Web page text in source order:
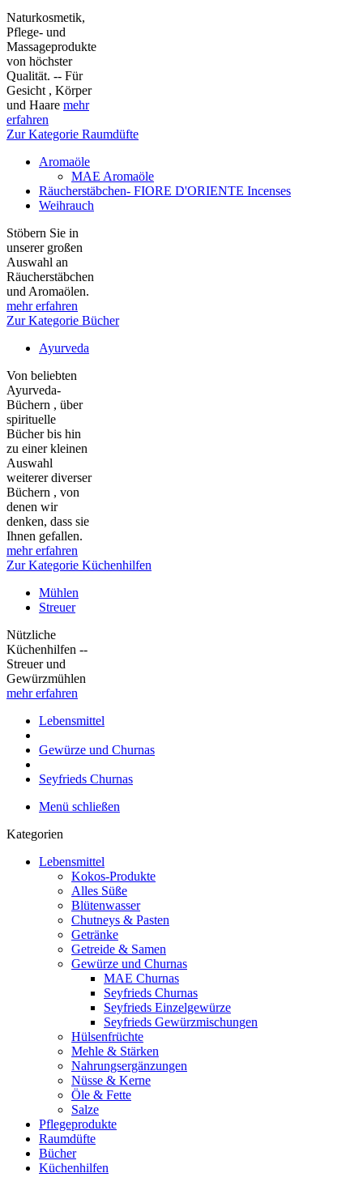
Naturkosmetik,
Pflege- und
Massageprodukte
von höchster
Qualität. -- Für
Gesicht , Körper
und Haare mehr
erfahren
Zur Kategorie Raumdüfte
Aromaöle
MAE Aromaöle
Räucherstäbchen- FIORE D'ORIENTE Incenses
Weihrauch
Stöbern Sie in
unserer großen
Auswahl an
Räucherstäbchen
und Aromaölen.
mehr erfahren
Zur Kategorie Bücher
Ayurveda
Von beliebten
Ayurveda-
Büchern , über
spirituelle
Bücher bis hin
zu einer kleinen
Auswahl
weiterer diverser
Büchern , von
denen wir
denken, dass sie
Ihnen gefallen.
mehr erfahren
Zur Kategorie Küchenhilfen
Mühlen
Streuer
Nützliche
Küchenhilfen --
Streuer und
Gewürzmühlen
mehr erfahren
Lebensmittel
Gewürze und Churnas
Seyfrieds Churnas
Menü schließen
Kategorien
Lebensmittel
Kokos-Produkte
Alles Süße
Blütenwasser
Chutneys & Pasten
Getränke
Getreide & Samen
Gewürze und Churnas
MAE Churnas
Seyfrieds Churnas
Seyfrieds Einzelgewürze
Seyfrieds Gewürzmischungen
Hülsenfrüchte
Mehle & Stärken
Nahrungsergänzungen
Nüsse & Kerne
Öle & Fette
Salze
Pflegeprodukte
Raumdüfte
Bücher
Küchenhilfen